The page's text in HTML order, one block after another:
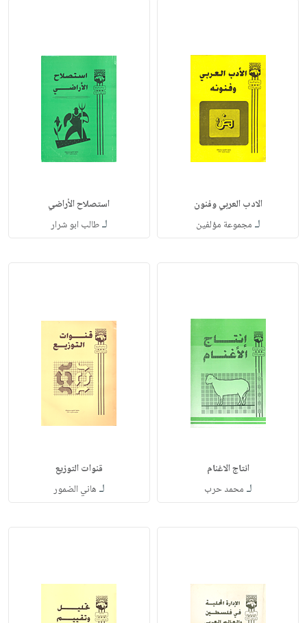
الادب العربي وفنون
لـ مجموعة مؤلفين
استصلاح الأراضي
لـطالب ابو شرار
انتاج الاغنام
لـ محمد حرب
قنوات التوزيع
لـ هاني الضمور